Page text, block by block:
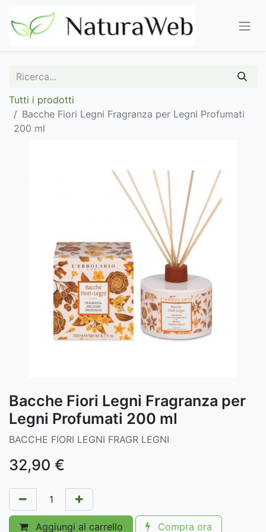
Tutti i prodotti
Bacche Fiori Legni Fragranza per Legni Profumati
200 ml
Bacche Fiori Legni Fragranza per
Legni Profumati 200 ml
BACCHE FIORI LEGNI FRAGR LEGNI
32,90 €
Aggiungi al carrello Compra ora